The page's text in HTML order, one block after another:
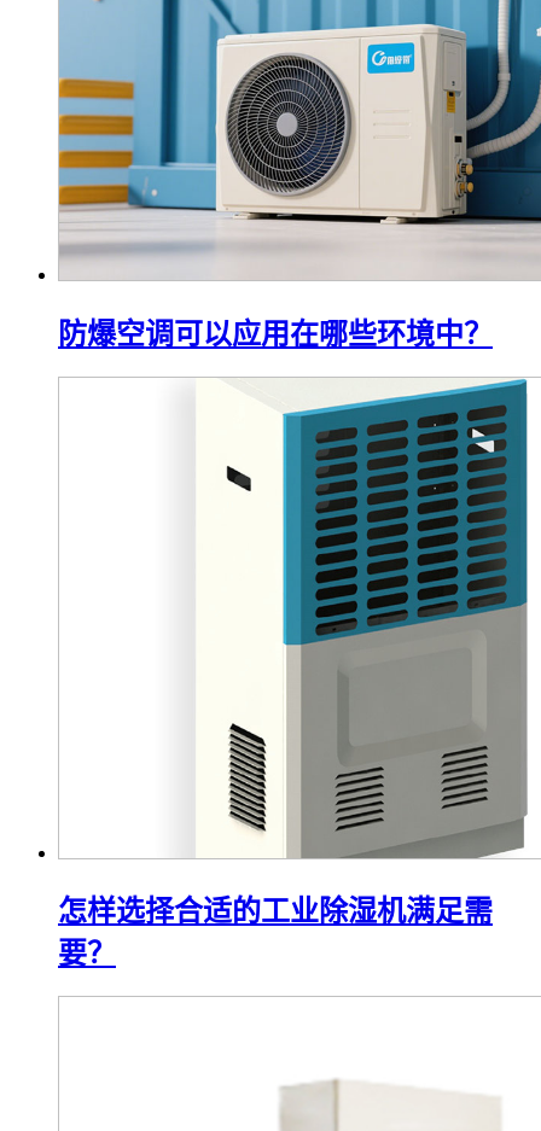
防爆空调可以应用在哪些环境中？
怎样选择合适的工业除湿机满足需
要？